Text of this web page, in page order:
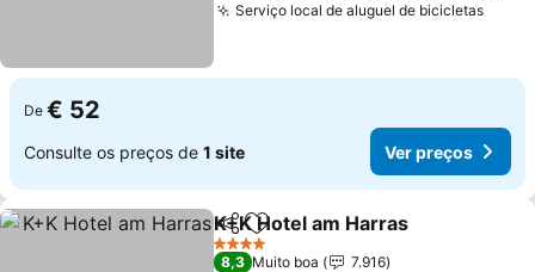
Serviço local de aluguel de bicicletas
De € 52
Consulte os preços de 1 site Ver preços
PartilharAdicionar aos favoritos
K+K Hotel am Harras
4 Estrelas
8,3 Muito boa
7.916